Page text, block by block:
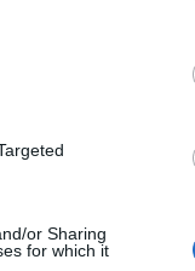
or Sharing
for which it
še štiri
še ni
štiri točke in